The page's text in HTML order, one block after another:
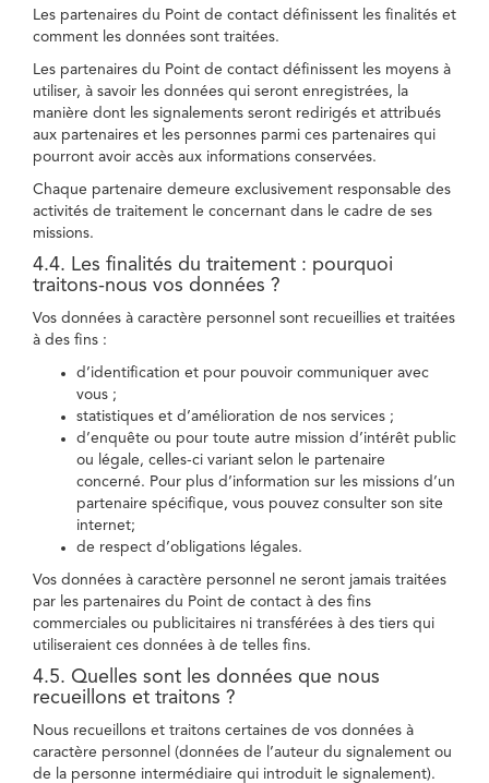
Les partenaires du Point de contact définissent les finalités et
comment les données sont traitées.
Les partenaires du Point de contact définissent les moyens à
utiliser, à savoir les données qui seront enregistrées, la
manière dont les signalements seront redirigés et attribués
aux partenaires et les personnes parmi ces partenaires qui
pourront avoir accès aux informations conservées.
Chaque partenaire demeure exclusivement responsable des
activités de traitement le concernant dans le cadre de ses
missions.
4.4. Les finalités du traitement : pourquoi
traitons-nous vos données ?
Vos données à caractère personnel sont recueillies et traitées
à des fins :
d’identification et pour pouvoir communiquer avec
vous ;
statistiques et d’amélioration de nos services ;
d’enquête ou pour toute autre mission d’intérêt public
ou légale, celles-ci variant selon le partenaire
concerné. Pour plus d’information sur les missions d’un
partenaire spécifique, vous pouvez consulter son site
internet;
de respect d’obligations légales.
Vos données à caractère personnel ne seront jamais traitées
par les partenaires du Point de contact à des fins
commerciales ou publicitaires ni transférées à des tiers qui
utiliseraient ces données à de telles fins.
4.5. Quelles sont les données que nous
recueillons et traitons ?
Nous recueillons et traitons certaines de vos données à
caractère personnel (données de l’auteur du signalement ou
de la personne intermédiaire qui introduit le signalement).